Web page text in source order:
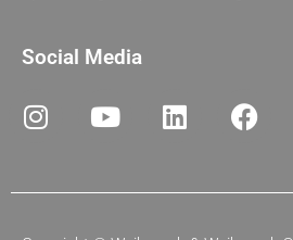
Social Media